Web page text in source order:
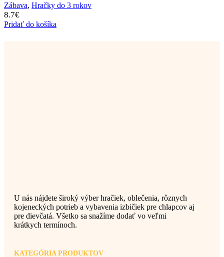
Zábava, Hračky do 3 rokov
8.7€
Pridať do košíka
U nás nájdete široký výber hračiek, oblečenia, rôznych
kojeneckých potrieb a vybavenia izbičiek pre chlapcov aj
pre dievčatá. Všetko sa snažíme dodať vo veľmi
krátkych termínoch.
KATEGÓRIA PRODUKTOV